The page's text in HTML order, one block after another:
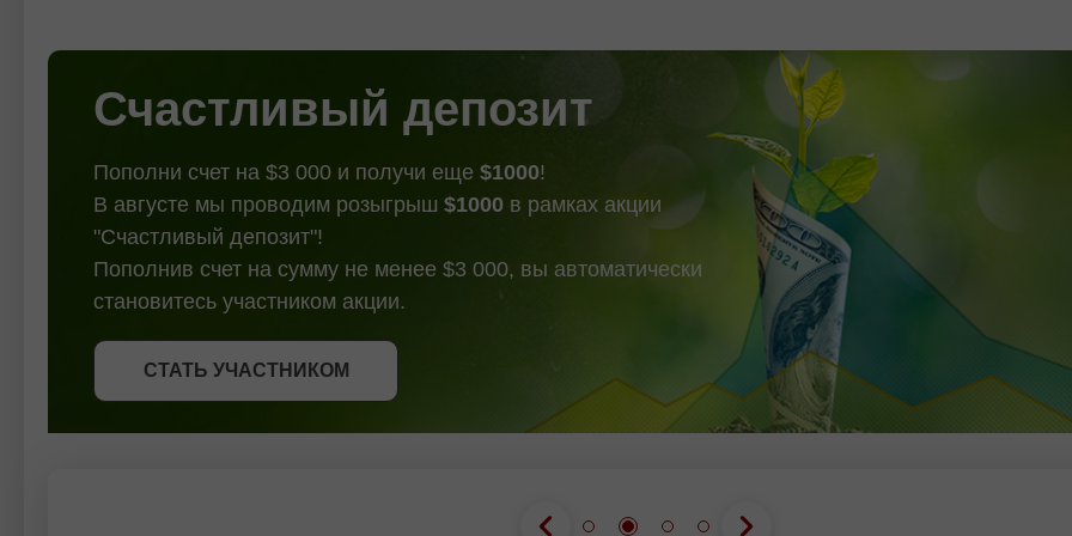
qolmoqda. Qarshilik 2 : 0.44529
Qarshilik
Pivot : 13.40688 Qo'llab-quvvatlash
kechirmoqda. Shu
bo'yicha asosiy
СТАТЬ УЧАСТНИКОМ
Счастливый депозит
Пополни счет на $3 000 и получи еще $1000!
В августе мы проводим розыгрыш $1000 в рамках акции
"Счастливый депозит"!
Пополнив счет на сумму не менее $3 000, вы автоматически
становитесь участником акции.
СТАТЬ УЧАСТНИКОМ
ПОЛУЧИТЬ БОНУС